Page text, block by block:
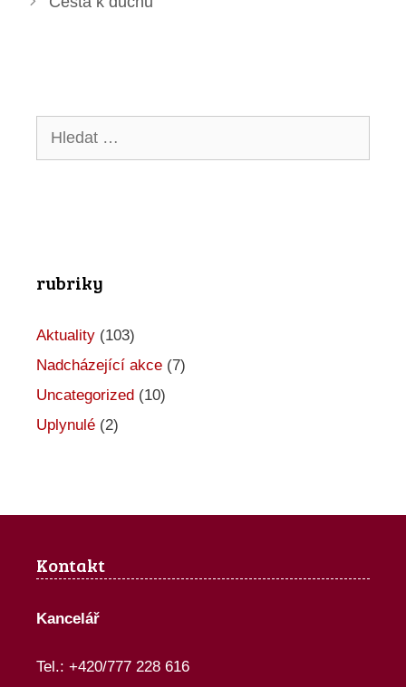
Hledat:
rubriky
Aktuality (103)
Nadcházející akce (7)
Uncategorized (10)
Uplynulé (2)
Kontakt
Kancelář
Tel.: +420/777 228 616